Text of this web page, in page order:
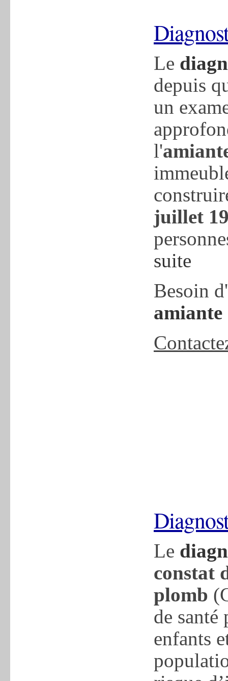
Le
depuis
un
l'
juillet
suite
Besoin
amiante
Le
constat
plomb
de santé
enfants